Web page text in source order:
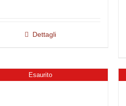
Dettagli
Esaurito